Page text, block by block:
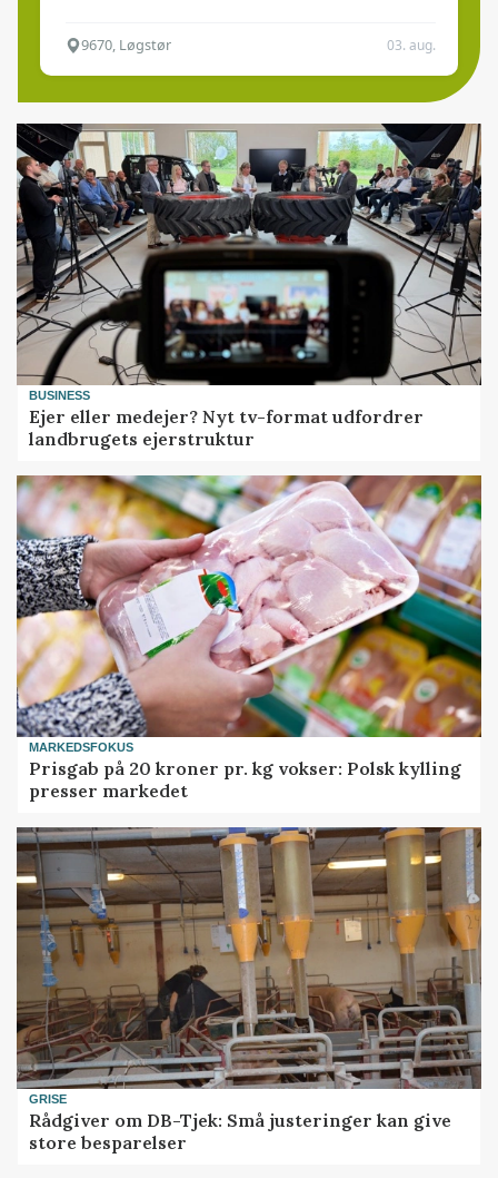
9670, Løgstør 03. aug.
BUSINESS
Ejer eller medejer? Nyt tv-format udfordrer
landbrugets ejerstruktur
MARKEDSFOKUS
Prisgab på 20 kroner pr. kg vokser: Polsk kylling
presser markedet
GRISE
Rådgiver om DB-Tjek: Små justeringer kan give
store besparelser